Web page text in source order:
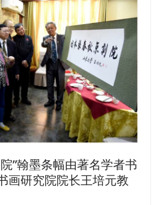
”翰墨条幅由著名学者书
画研究院院长王培元教